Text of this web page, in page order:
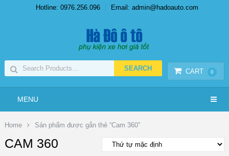
Hotline: 0976.256.096 Email: admin@hadoauto.com
CART 0
MENU
Home Sản phẩm được gắn thẻ “Cam 360”
CAM 360